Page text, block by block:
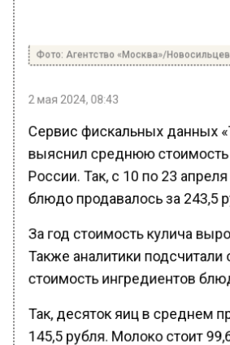
Фото: Агентство «Москва»/
2 мая 2024, 08:43
Сервис фискальных данных
выяснил среднюю стоимость
России. Так, с 10 по 23
блюдо продавалось за 243,5
За год стоимость кулича
Также аналитики
стоимость ингредиентов
Так, десяток яиц в среднем
145,5 рубля. Молоко стоит